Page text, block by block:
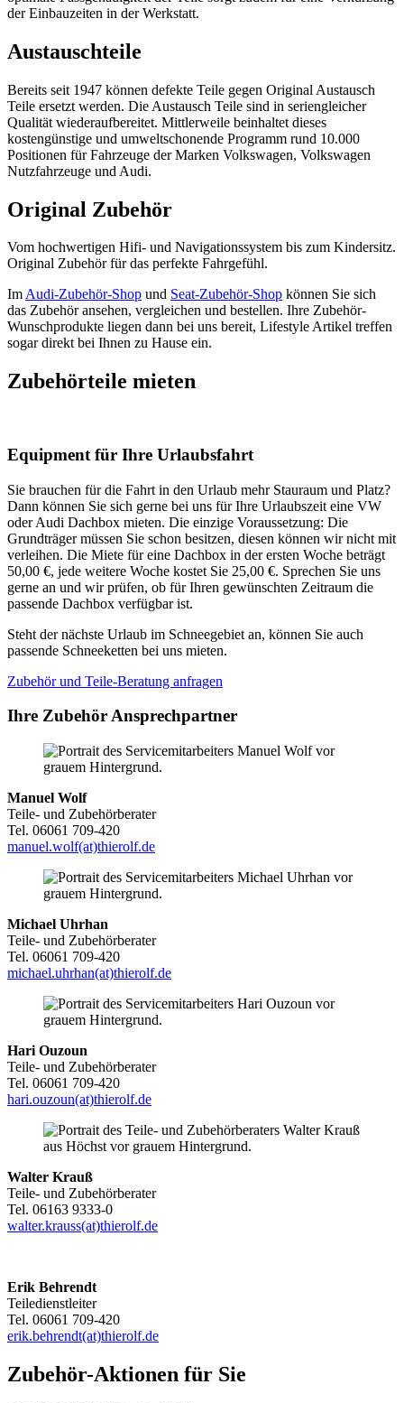
der Einbauzeiten in der Werkstatt.
Austauschteile
Bereits seit 1947 können defekte Teile gegen Original Austausch
Teile ersetzt werden. Die Austausch Teile sind in seriengleicher
Qualität wiederaufbereitet. Mittlerweile beinhaltet dieses
kostengünstige und umweltschonende Programm rund 10.000
Positionen für Fahrzeuge der Marken Volkswagen, Volkswagen
Nutzfahrzeuge und Audi.
Original Zubehör
Vom hochwertigen Hifi- und Navigationssystem bis zum Kindersitz.
Original Zubehör für das perfekte Fahrgefühl.
ImAudi-Zubehör-Shop und Seat-Zubehör-Shop können Sie sich
das Zubehör ansehen, vergleichen und bestellen. Ihre Zubehör-
Wunschprodukte liegen dann bei uns bereit, Lifestyle Artikel treffen
sogar direkt bei Ihnen zu Hause ein.
Zubehörteile mieten
Equipment für Ihre Urlaubsfahrt
Sie brauchen für die Fahrt in den Urlaub mehr Stauraum und Platz?
Dann können Sie sich gerne bei uns für Ihre Urlaubszeit eine VW
oder Audi Dachbox mieten. Die einzige Voraussetzung: Die
Grundträger müssen Sie schon besitzen, diesen können wir nicht mit
verleihen. Die Miete für eine Dachbox in der ersten Woche beträgt
50,00 €, jede weitere Woche kostet Sie 25,00 €. Sprechen Sie uns
gerne an und wir prüfen, ob für Ihren gewünschten Zeitraum die
passende Dachbox verfügbar ist.
Steht der nächste Urlaub im Schneegebiet an, können Sie auch
passende Schneeketten bei uns mieten.
Zubehör und Teile-Beratung anfragen
Ihre Zubehör Ansprechpartner
Manuel Wolf
Teile- und Zubehörberater
Tel. 06061 709-420
manuel.wolf(at)thierolf.de
Michael Uhrhan
Teile- und Zubehörberater
Tel. 06061 709-420
michael.uhrhan(at)thierolf.de
Hari Ouzoun
Teile- und Zubehörberater
Tel. 06061 709-420
hari.ouzoun(at)thierolf.de
Walter Krauß
Teile- und Zubehörberater
Tel. 06163 9333-0
walter.krauss(at)thierolf.de
Erik Behrendt
Teiledienstleiter
Tel. 06061 709-420
erik.behrendt(at)thierolf.de
Zubehör-Aktionen für Sie